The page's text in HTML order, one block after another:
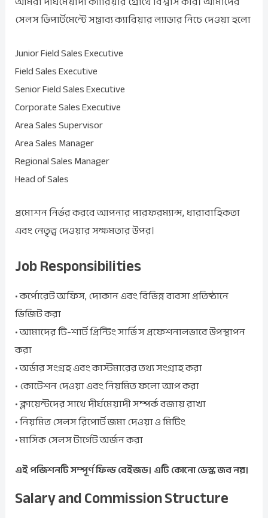
সেলস ডিপার্টমেন্টে সম্ভাব্য ক্যারিয়ার ল্যাডার নিচে দেওয়া হলো
Junior Field Sales Executive
Field Sales Executive
Senior Field Sales Executive
Corporate Sales Executive
Area Sales Supervisor
Area Sales Manager
Regional Sales Manager
Head of Sales
প্রমোশন নির্ভর করবে আপনার পারফরম্যান্স, ধারাবাহিকতা
এবং নেতৃত্ব দেওয়ার সক্ষমতার উপর।
Job Responsibilities
• কর্পোরেট অফিস, দোকান এবং বিভিন্ন ব্যবসা প্রতিষ্ঠানে
ভিজিট করা
• আমাদের টি-শার্ট প্রিন্টিং সার্ভিস প্রফেশনালভাবে উপস্থাপন
করা
• অর্ডার সংগ্রহ এবং কাস্টমারের তথ্য সংগ্রাহ করা
• কোটেশন দেওয়া এবং নিয়মিত ফলো আপ করা
• ক্লায়েন্টদের সাথে দীর্ঘমেয়াদী সম্পর্ক বজায় রাখা
• নিয়মিত সেলস রিপোর্ট জমা দেওয়া ও মিটিং
• মাসিক সেলস টার্গেট অর্জন করা
এই পজিশনটি সম্পূর্ণ ফিল্ড বেইজড। এটি কোনো ডেস্ক জব নয়।
Salary and Commission Structure